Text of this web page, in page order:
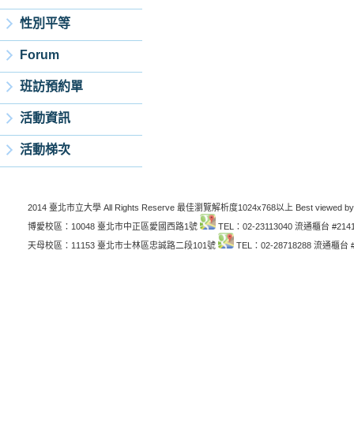
性別平等
Forum
班訪預約單
活動資訊
活動梯次
2014 臺北市立大學 All Rights Reserve 最佳瀏覽解析度1024x768以上 Best viewed
博愛校區：10048 臺北市中正區愛國西路1號
TEL：02-23113040 流通櫃台
天母校區：11153 臺北市士林區忠誠路二段101號
TEL：02-28718288 流通櫃台